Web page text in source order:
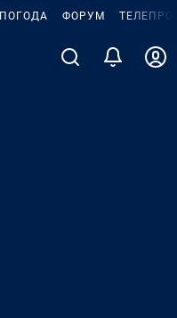
ПОГОДА ФОРУМ